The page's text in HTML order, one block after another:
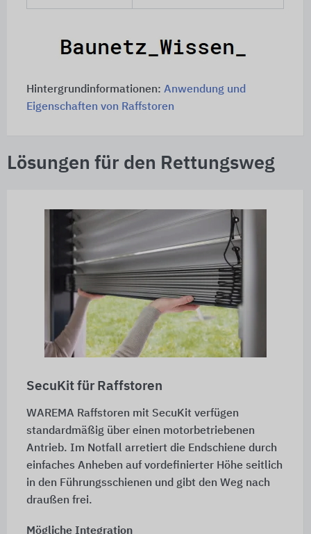
Hintergrundinformationen: Anwendung und
Eigenschaften von Raffstoren
Lösungen für den Rettungsweg
SecuKit für Raffstoren
WAREMA Raffstoren mit SecuKit verfügen
standardmäßig über einen motorbetriebenen
Antrieb. Im Notfall arretiert die Endschiene durch
einfaches Anheben auf vordefinierter Höhe seitlich
in den Führungsschienen und gibt den Weg nach
draußen frei.
Mögliche Integration